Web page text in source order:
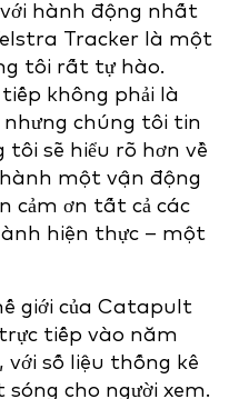
hành động nhất
Tracker là một
tôi rất tự hào.
không phải là
chúng tôi tin
tôi sẽ hiểu rõ hơn về
một vận động
cảm ơn tất cả các
hiện thực – một
giới của Catapult
tiếp vào năm
với số liệu thống kê
sóng cho người xem.